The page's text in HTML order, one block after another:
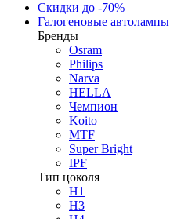
Скидки до -70%
Галогеновые автолампы
Бренды
Osram
Philips
Narva
HELLA
Чемпион
Koito
MTF
Super Bright
IPF
Тип цоколя
H1
H3